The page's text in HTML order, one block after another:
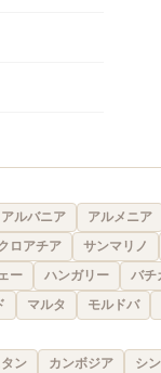
アルバニア アルメニア
ロアチア サンマリノ
ー ハンガリー バチ
マルタ モルドバ
ン カンボジア シ